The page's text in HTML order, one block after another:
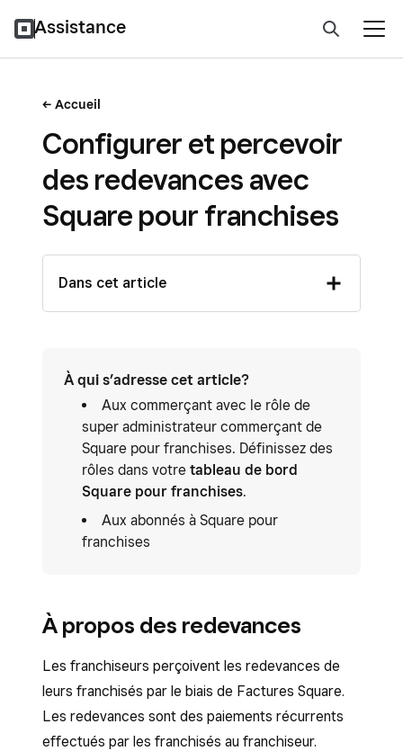
Assistance
Accueil
Configurer et percevoir
des redevances avec
Square pour franchises
Dans cet article
À qui s’adresse cet article?
Aux commerçant avec le rôle de
super administrateur commerçant de
Square pour franchises. Définissez des
rôles dans votre tableau de bord
Square pour franchises.
Aux abonnés à Square pour
franchises
À propos des redevances
Les franchiseurs perçoivent les redevances de
leurs franchisés par le biais de Factures Square.
Les redevances sont des paiements récurrents
effectués par les franchisés au franchiseur.